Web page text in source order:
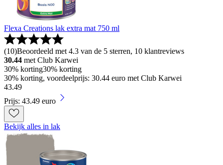
Flexa Creations lak extra mat 750 ml
(10)Beoordeeld met 4.3 van de 5 sterren, 10 klantreviews
30.44 met Club Karwei
30% korting30% korting
30% korting, voordeelprijs: 30.44 euro met Club Karwei
43.49
Prijs: 43.49 euro
Bekijk alles in lak